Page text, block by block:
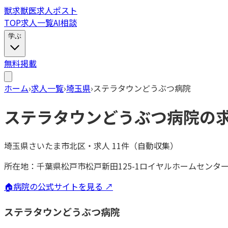
獣求獣医求人ポスト
TOP求人一覧AI相談
学ぶ
無料掲載
ホーム›求人一覧›埼玉県›ステラタウンどうぶつ病院
ステラタウンどうぶつ病院の
埼玉県さいたま市北区 ・ 求人 11件（自動収集）
所在地： 千葉県松戸市松戸新田125-1ロイヤルホームセンタ
🏠病院の公式サイトを見る ↗
ステラタウンどうぶつ病院